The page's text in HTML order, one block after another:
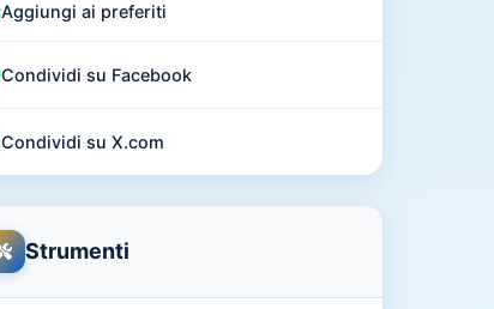
Aggiungi ai preferiti
Condividi su Facebook
Condividi su X.com
Strumenti